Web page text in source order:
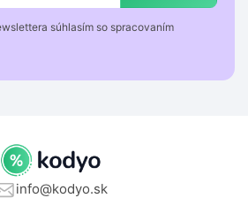
súhlasím so spracovaním
info@kodyo.sk